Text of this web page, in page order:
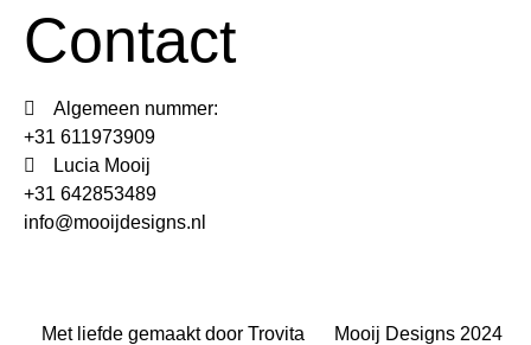
Contact
Algemeen nummer:
+31 611973909
Lucia Mooij
+31 642853489
info@mooijdesigns.nl
Met liefde gemaakt door Trovita
Mooij Designs 2024